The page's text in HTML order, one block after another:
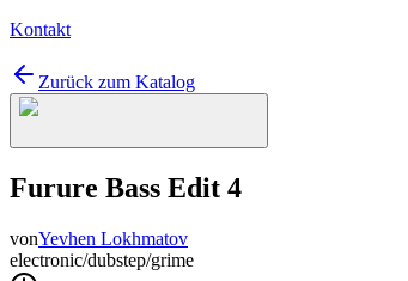
Kontakt
Zurück zum Katalog
Furure Bass Edit 4
vonYevhen Lokhmatov
electronic/dubstep/grime